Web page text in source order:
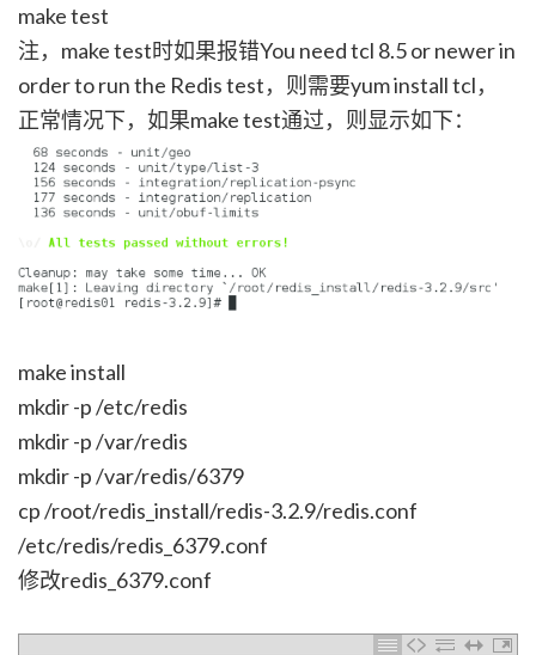
make test
注，make test时如果报错You need tcl 8.5 or newer in
order to run the Redis test，则需要yum install tcl，
正常情况下，如果make test通过，则显示如下：
make install
mkdir -p /etc/redis
mkdir -p /var/redis
mkdir -p /var/redis/6379
cp /root/redis_install/redis-3.2.9/redis.conf
/etc/redis/redis_6379.conf
修改redis_6379.conf